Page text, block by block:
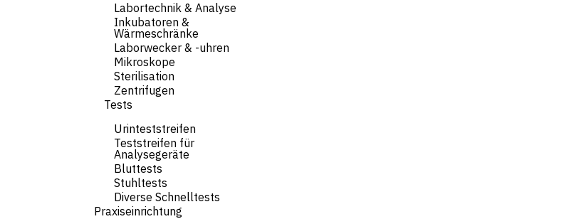
Labortechnik & Analyse
Inkubatoren &
Wärmeschränke
Laborwecker & -uhren
Mikroskope
Sterilisation
Zentrifugen
Tests
Urinteststreifen
Teststreifen für
Analysegeräte
Bluttests
Stuhltests
Diverse Schnelltests
Praxiseinrichtung